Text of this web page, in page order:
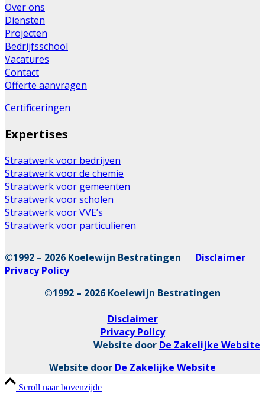
Over ons
Diensten
Projecten
Bedrijfsschool
Vacatures
Contact
Offerte aanvragen
Certificeringen
Expertises
Straatwerk voor bedrijven
Straatwerk voor de chemie
Straatwerk voor gemeenten
Straatwerk voor scholen
Straatwerk voor VVE’s
Straatwerk voor particulieren
©1992 – 2026 Koelewijn Bestratingen Disclaimer
Privacy Policy
©1992 – 2026 Koelewijn Bestratingen
Disclaimer
Privacy Policy
Website door De Zakelijke Website
Website door De Zakelijke Website
Scroll naar bovenzijde